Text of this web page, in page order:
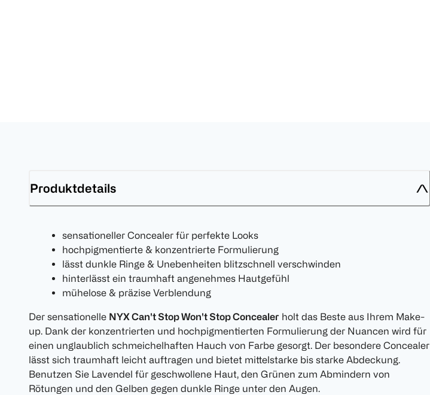
Produktdetails
sensationeller Concealer für perfekte Looks
hochpigmentierte & konzentrierte Formulierung
lässt dunkle Ringe & Unebenheiten blitzschnell verschwinden
hinterlässt ein traumhaft angenehmes Hautgefühl
mühelose & präzise Verblendung
Der sensationelle NYX Can't Stop Won't Stop Concealer holt das Beste aus Ihrem Make-
up. Dank der konzentrierten und hochpigmentierten Formulierung der Nuancen wird für
einen unglaublich schmeichelhaften Hauch von Farbe gesorgt. Der besondere Concealer
lässt sich traumhaft leicht auftragen und bietet mittelstarke bis starke Abdeckung.
Benutzen Sie Lavendel für geschwollene Haut, den Grünen zum Abmindern von
Rötungen und den Gelben gegen dunkle Ringe unter den Augen.